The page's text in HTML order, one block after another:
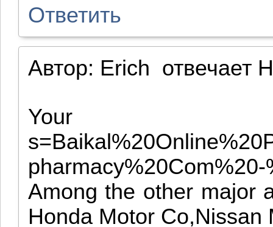
Ответить
Автор: Erich отвечает
Your
Among the other major
Honda Motor